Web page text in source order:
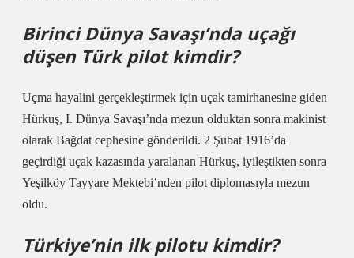
Birinci Dünya Savaşı’nda uçağı
düşen Türk pilot kimdir?
Uçma hayalini gerçekleştirmek için uçak tamirhanesine giden
Hürkuş, I. Dünya Savaşı’nda mezun olduktan sonra makinist
olarak Bağdat cephesine gönderildi. 2 Şubat 1916’da
geçirdiği uçak kazasında yaralanan Hürkuş, iyileştikten sonra
Yeşilköy Tayyare Mektebi’nden pilot diplomasıyla mezun
oldu.
Türkiye’nin ilk pilotu kimdir?